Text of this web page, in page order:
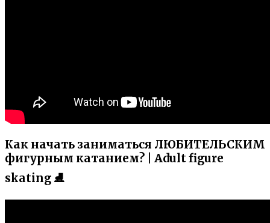
Как начать заниматься ЛЮБИТЕЛЬСКИМ
фигурным катанием? | Adult figure
skating ⛸